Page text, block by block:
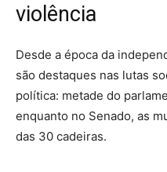
violência
Desde a época da
são destaques nas lutas
política: metade do
enquanto no Senado, as
das 30 cadeiras.